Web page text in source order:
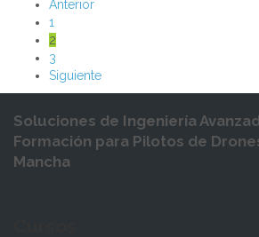
Anterior
1
2
3
Siguiente
Soluciones de Ingeniería
Formación para Pilotos de
Mancha